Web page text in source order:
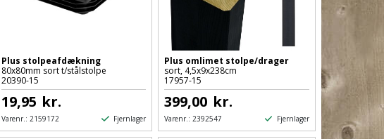
Plus stolpeafdækning
80x80mm sort t/stålstolpe
20390-15
19,95 kr.
Varenr.: 2159172 Fjernlager
Plus omlimet stolpe/drager
sort, 4,5x9x238cm
17957-15
399,00 kr.
Varenr.: 2392547 Fjernlager